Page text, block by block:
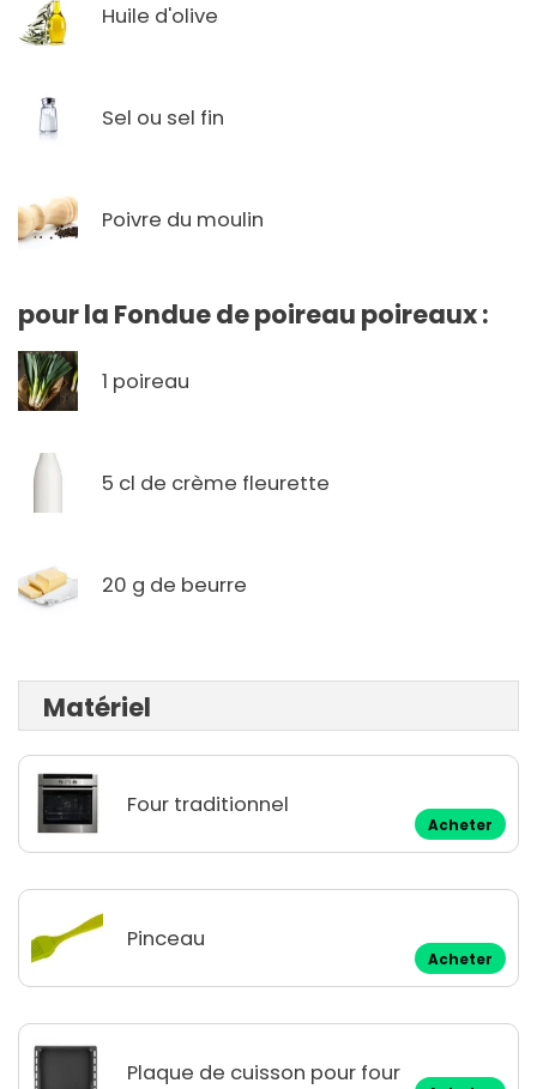
Huile d'olive
Sel ou sel fin
Poivre du moulin
pour la Fondue de poireau poireaux :
1 poireau
5 cl de crème fleurette
20 g de beurre
Matériel
Four traditionnel
Acheter
Pinceau
Acheter
Plaque de cuisson pour four